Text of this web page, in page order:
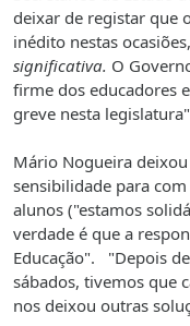
deixar de registar que
inédito nestas
significativa. O
firme dos educadores
greve nesta
Mário Nogueira
sensibilidade para
alunos ("estamos
verdade é que a
Educação". "Depois
sábados, tivemos que
nos deixou outras